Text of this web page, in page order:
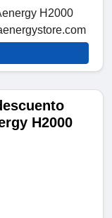
H2000
H2000